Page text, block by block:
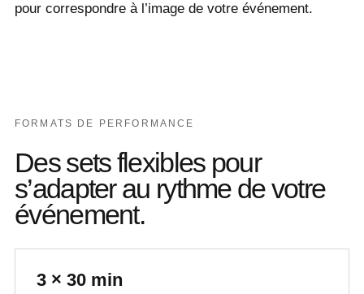
pour correspondre à l’image de votre événement.
FORMATS DE PERFORMANCE
Des sets flexibles pour
s’adapter au rythme de votre
événement.
3 × 30 min